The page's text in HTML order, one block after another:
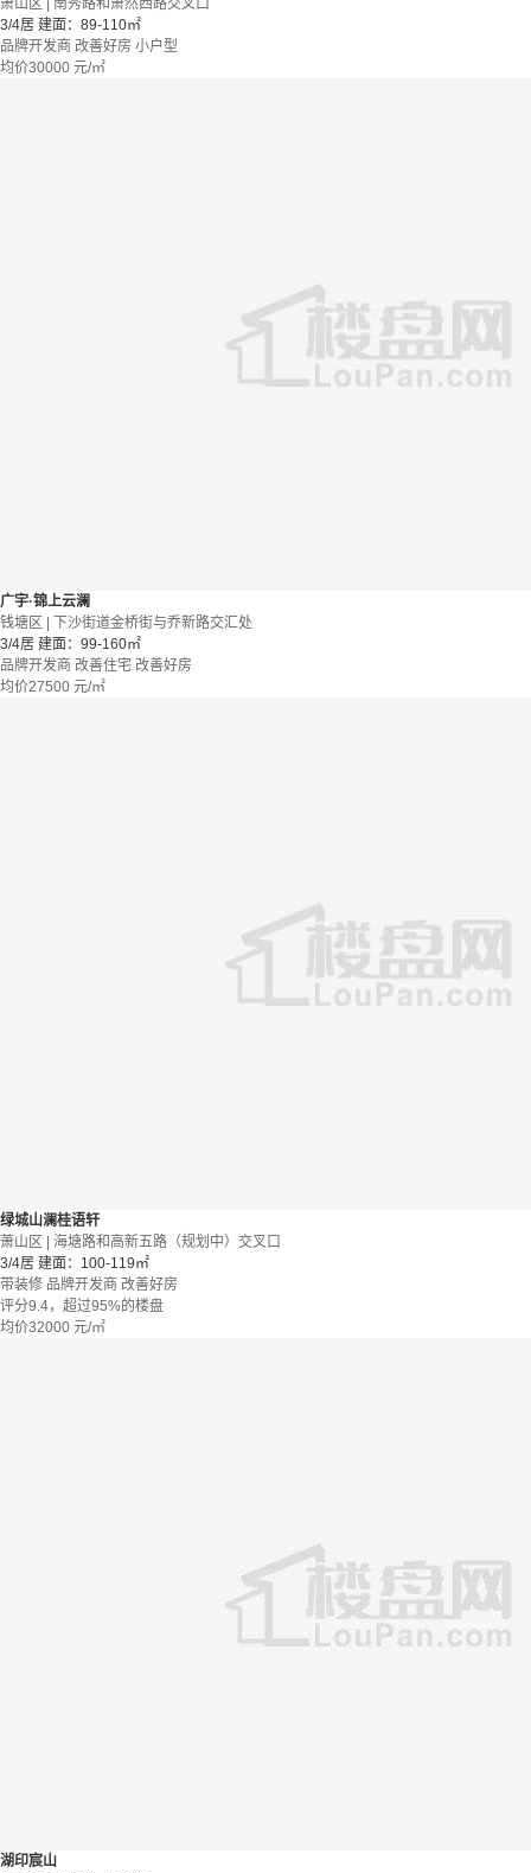
萧山区 | 南秀路和萧然西路交叉口
3/4居 建面：89-110㎡
品牌开发商 改善好房 小户型
均价30000 元/㎡
广宇·锦上云澜
钱塘区 | 下沙街道金桥街与乔新路交汇处
3/4居 建面：99-160㎡
品牌开发商 改善住宅 改善好房
均价27500 元/㎡
绿城山澜桂语轩
萧山区 | 海塘路和高新五路（规划中）交叉口
3/4居 建面：100-119㎡
带装修 品牌开发商 改善好房
评分9.4，超过95%的楼盘
均价32000 元/㎡
湖印宸山